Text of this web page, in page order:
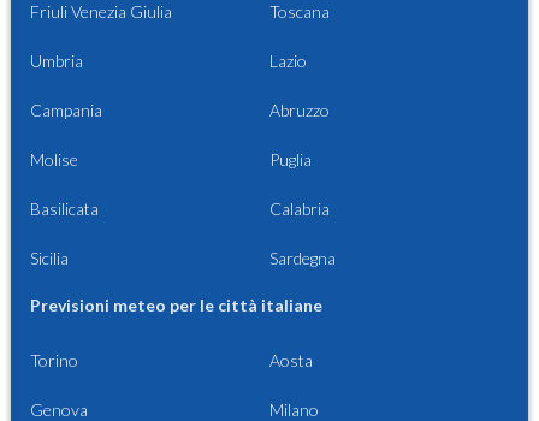
Friuli Venezia Giulia Toscana
Umbria Lazio
Campania Abruzzo
Molise Puglia
Basilicata Calabria
Sicilia Sardegna
Previsioni meteo per le città italiane
Torino Aosta
Genova Milano